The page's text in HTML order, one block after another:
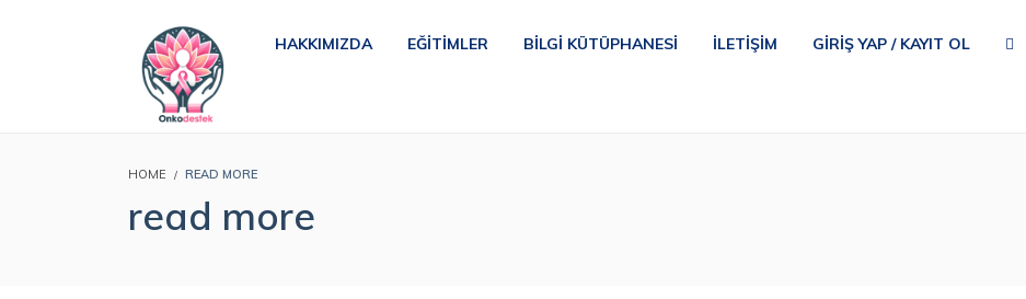
HAKKIMIZDA EĞITIMLER BILGI KÜTÜPHANESI İLETIŞIM GIRIŞ YAP / KAYIT OL
HOME READ MORE
read more